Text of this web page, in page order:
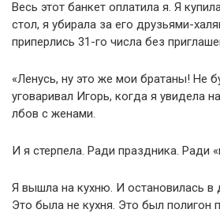
Весь этот банкет оплатила я. Я
стол, я убирала за его друзьями-
приперлись 31-го числа без
«Ленусь, ну это же мои братаны! Не
уговаривал Игорь, когда я увидела
лбов с женами.
И я стерпела. Ради праздника. Ради
Я вышла на кухню. И остановилась в
Это была не кухня. Это был полигон